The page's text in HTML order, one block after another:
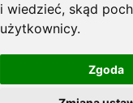
i wiedzieć, skąd
użytkownicy.
Zgoda